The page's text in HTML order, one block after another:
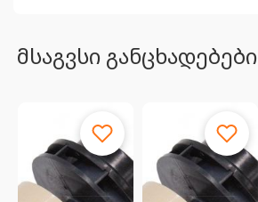
მსაგვსი განცხადებები